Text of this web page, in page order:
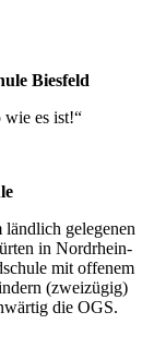
Biesfeld
wie es ist!“
gelegenen
in Nordrhein-
mit offenem
(zweizügig)
die OGS.